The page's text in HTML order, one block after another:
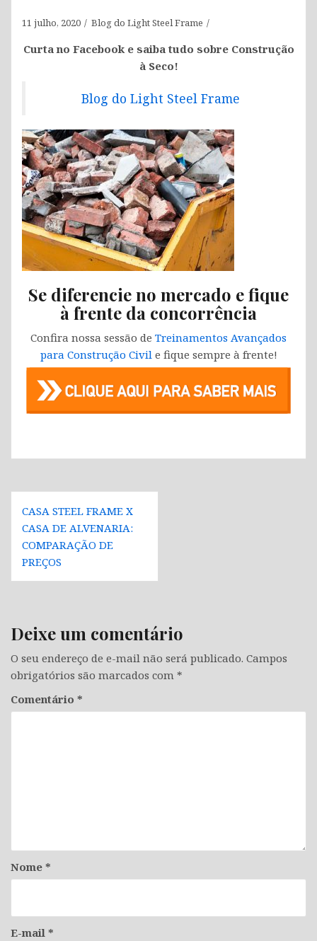
11 julho, 2020 Blog do Light Steel Frame
Curta no Facebook e saiba tudo sobre Construção
à Seco!
Blog do Light Steel Frame
Se diferencie no mercado e fique
à frente da concorrência
Confira nossa sessão de Treinamentos Avançados
para Construção Civile fique sempre à frente!
Navegação
de
Post
CASA STEEL FRAME X
CASA DE ALVENARIA:
COMPARAÇÃO DE
PREÇOS
Deixe um comentário
O seu endereço de e-mail não será publicado. Campos
obrigatórios são marcados com *
Comentário *
Nome *
E-mail *